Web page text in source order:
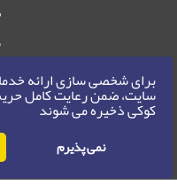
برای شخصی سازی ارائه
سایت، ضمن رعایت کامل
کوکی ذخیره می شوند
نمی پذیرم
حقوق